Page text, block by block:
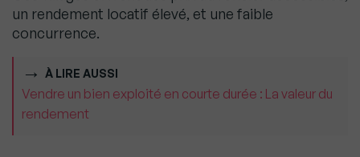
un rendement locatif élevé, et une faible
concurrence.
À LIRE AUSSI
Vendre un bien exploité en courte durée : La valeur du
rendement